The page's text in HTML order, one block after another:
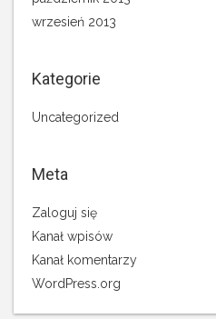
wrzesień 2013
Kategorie
Uncategorized
Meta
Zaloguj się
Kanał wpisów
Kanał komentarzy
WordPress.org